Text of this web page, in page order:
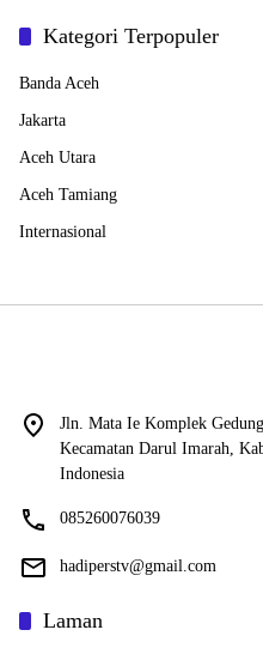
Kategori Terpopuler
Banda Aceh
Jakarta
Aceh Utara
Aceh Tamiang
Internasional
Jln. Mata Ie Komplek
Kecamatan Darul Imarah,
Indonesia
085260076039
hadiperstv@gmail.com
Laman